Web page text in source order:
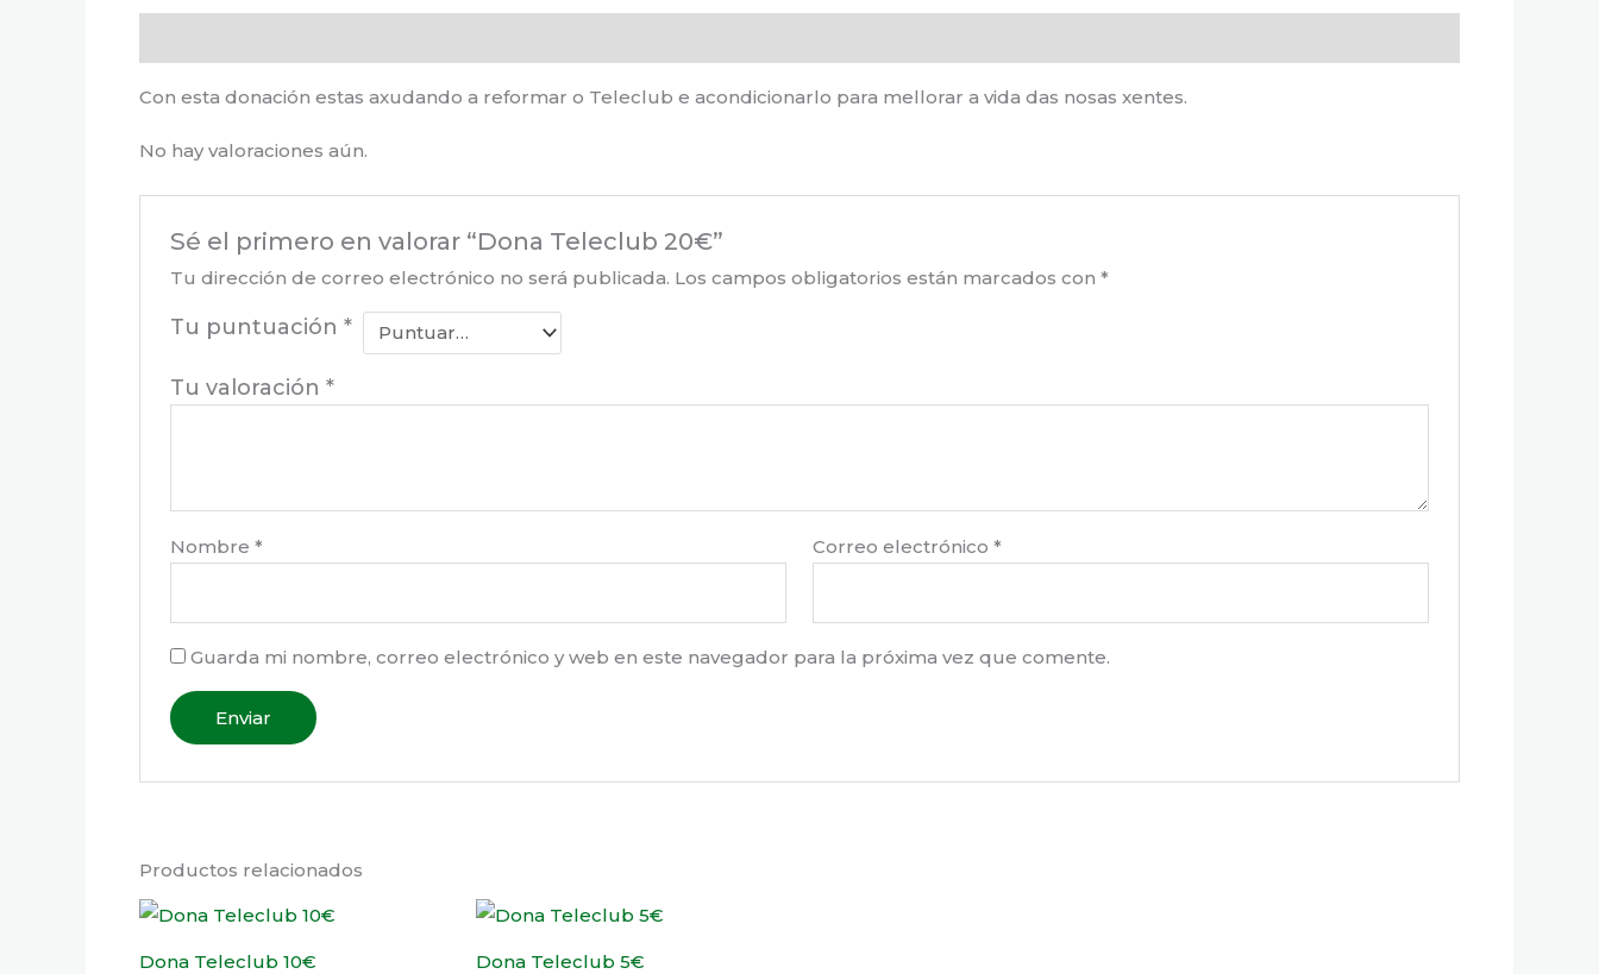
Con esta donación estas axudando a reformar o Teleclub e acondicionarlo para mellorar a vida das nosas xentes.
No hay valoraciones aún.
Sé el primero en valorar “Dona Teleclub 20€”
Tu dirección de correo electrónico no será publicada. Los campos obligatorios están marcados con*
Tu puntuación*
Tu valoración*
Nombre* Correo electrónico *
Guarda mi nombre, correo electrónico y web en este navegador para la próxima vez que comente.
Productos relacionados
Dona Teleclub 10€
Dona Teleclub 5€